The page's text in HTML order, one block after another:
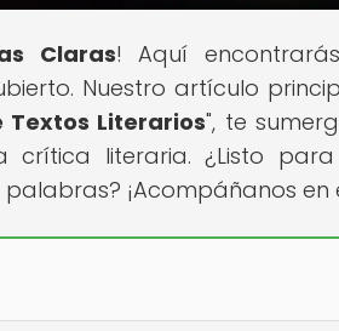
Claras! Aquí
Nuestro artículo
Literarios", te
crítica literaria. ¿Listo
¡Acompáñanos